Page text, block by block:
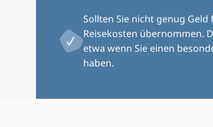
Sollten Sie nicht genug
Reisekosten übernommen.
etwa wenn Sie einen
haben.